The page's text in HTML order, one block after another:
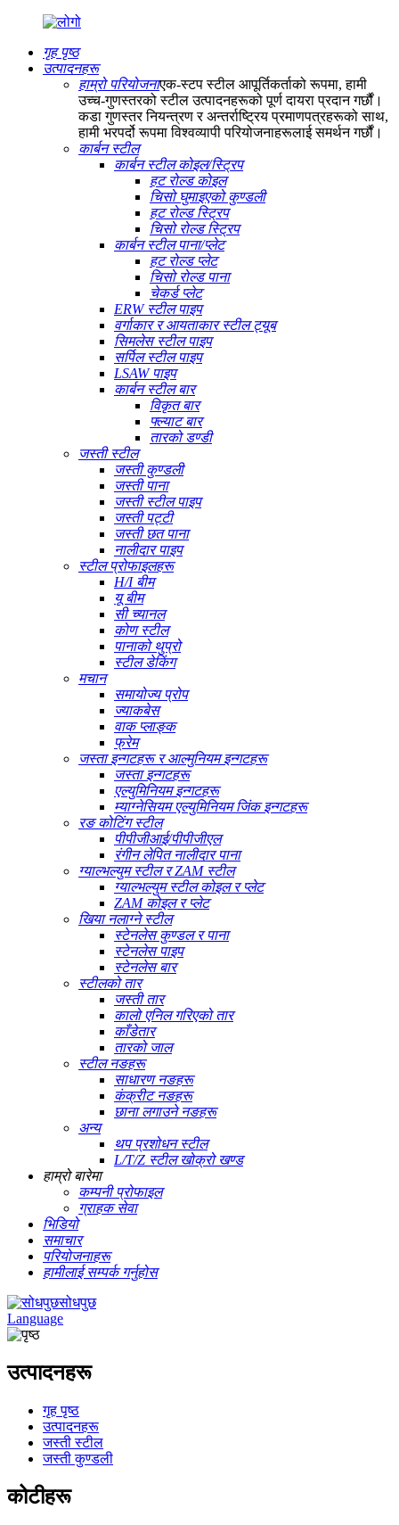
गृह पृष्ठ
उत्पादनहरू
हाम्रो परियोजनाएक-स्टप स्टील आपूर्तिकर्ताको रूपमा, हामी
उच्च-गुणस्तरको स्टील उत्पादनहरूको पूर्ण दायरा प्रदान गर्छौं।
कडा गुणस्तर नियन्त्रण र अन्तर्राष्ट्रिय प्रमाणपत्रहरूको साथ,
हामी भरपर्दो रूपमा विश्वव्यापी परियोजनाहरूलाई समर्थन गर्छौं।
कार्बन स्टील
कार्बन स्टील कोइल/स्ट्रिप
हट रोल्ड कोइल
चिसो घुमाइएको कुण्डली
हट रोल्ड स्ट्रिप
चिसो रोल्ड स्ट्रिप
कार्बन स्टील पाना/प्लेट
हट रोल्ड प्लेट
चिसो रोल्ड पाना
चेकर्ड प्लेट
ERW स्टील पाइप
वर्गाकार र आयताकार स्टील ट्यूब
सिमलेस स्टील पाइप
सर्पिल स्टील पाइप
LSAW पाइप
कार्बन स्टील बार
विकृत बार
फ्ल्याट बार
तारको डण्डी
जस्ती स्टील
जस्ती कुण्डली
जस्ती पाना
जस्ती स्टील पाइप
जस्ती पट्टी
जस्ती छत पाना
नालीदार पाइप
स्टील प्रोफाइलहरू
H/I बीम
यू बीम
सी च्यानल
कोण स्टील
पानाको थुप्रो
स्टील डेकिंग
मचान
समायोज्य प्रोप
ज्याकबेस
वाक प्लाङ्क
फ्रेम
जस्ता इन्गटहरू र आल्मुनियम इन्गटहरू
जस्ता इन्गटहरू
एल्युमिनियम इन्गटहरू
म्याग्नेसियम एल्युमिनियम जिंक इन्गटहरू
रङ कोटिंग स्टील
पीपीजीआई/पीपीजीएल
रंगीन लेपित नालीदार पाना
ग्याल्भल्युम स्टील र ZAM स्टील
ग्याल्भल्युम स्टील कोइल र प्लेट
ZAM कोइल र प्लेट
खिया नलाग्ने स्टील
स्टेनलेस कुण्डल र पाना
स्टेनलेस पाइप
स्टेनलेस बार
स्टीलको तार
जस्ती तार
कालो एनिल गरिएको तार
काँडेतार
तारको जाल
स्टील नङहरू
साधारण नङहरू
कंक्रीट नङहरू
छाना लगाउने नङहरू
अन्य
थप प्रशोधन स्टील
L/T/Z स्टील खोक्रो खण्ड
हाम्रो बारेमा
कम्पनी प्रोफाइल
ग्राहक सेवा
भिडियो
समाचार
परियोजनाहरू
हामीलाई सम्पर्क गर्नुहोस
सोधपुछ
Language
उत्पादनहरू
गृह पृष्ठ
उत्पादनहरू
जस्ती स्टील
जस्ती कुण्डली
कोटीहरू